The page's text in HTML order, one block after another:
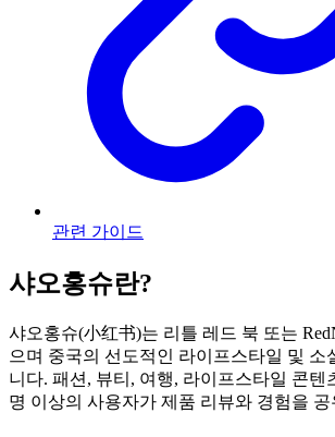
관련 가이드
샤오홍슈란?
샤오홍슈(小红书)는 리틀 레드 북 또는
으며 중국의 선도적인 라이프스타일 및 소
니다. 패션, 뷰티, 여행, 라이프스타일 콘텐
명 이상의 사용자가 제품 리뷰와 경험을 공